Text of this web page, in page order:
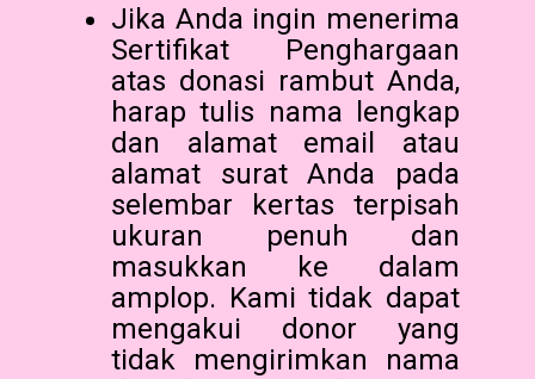
Jika Anda ingin menerima
Sertifikat Penghargaan
atas donasi rambut Anda,
harap tulis nama lengkap
dan alamat email atau
alamat surat Anda pada
selembar kertas terpisah
ukuran penuh dan
masukkan ke dalam
amplop. Kami tidak dapat
mengakui donor yang
tidak mengirimkan nama